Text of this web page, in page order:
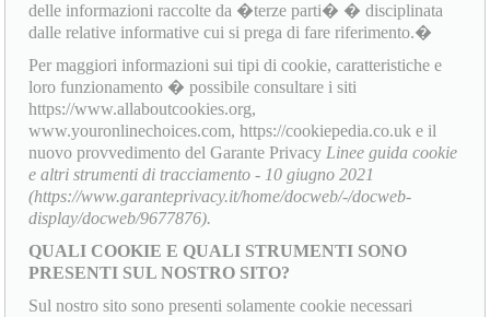
delle informazioni raccolte da �terze parti� � disciplinata
dalle relative informative cui si prega di fare riferimento.�
Per maggiori informazioni sui tipi di cookie, caratteristiche e
loro funzionamento � possibile consultare i siti
https://www.allaboutcookies.org,
www.youronlinechoices.com, https://cookiepedia.co.uk e il
nuovo provvedimento del Garante Privacy Linee guida cookie
e altri strumenti di tracciamento - 10 giugno 2021
(https://www.garanteprivacy.it/home/docweb/-/docweb-
display/docweb/9677876).
QUALI COOKIE E QUALI STRUMENTI SONO
PRESENTI SUL NOSTRO SITO?
Sul nostro sito sono presenti solamente cookie necessari